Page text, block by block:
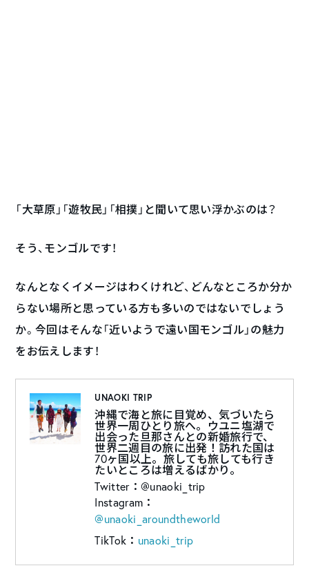
「大草原」「遊牧民」「相撲」と聞いて思い浮かぶのは？
そう、モンゴルです！
なんとなくイメージはわくけれど、どんなところか分か
らない場所と思っている方も多いのではないでしょう
か。今回はそんな「近いようで遠い国モンゴル」の魅力
をお伝えします！
UNAOKI TRIP
沖縄で海と旅に目覚め、気づいたら
世界一周ひとり旅へ。ウユニ塩湖で
出会った旦那さんとの新婚旅行で、
世界二週目の旅に出発！訪れた国は
70ヶ国以上。旅しても旅しても行き
たいところは増えるばかり。
Twitter： @unaoki_trip
Instagram：
@unaoki_aroundtheworld
TikTok： unaoki_trip